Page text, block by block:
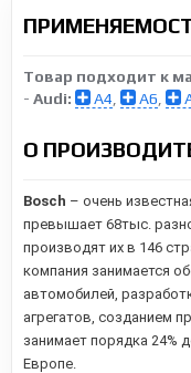
Товар подходит к
- Audi: A4 A6
О
Bosch – очень
превышает 68тыс.
производят их в 146
компания занимается
автомобилей,
агрегатов, созданием
занимает порядка 24%
Европе.